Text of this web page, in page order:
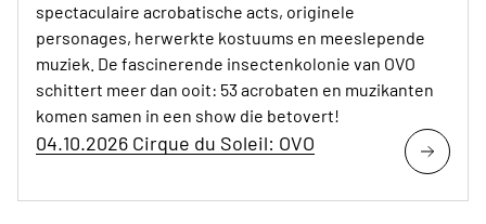
spectaculaire acrobatische acts, originele
personages, herwerkte kostuums en meeslepende
muziek. De fascinerende insectenkolonie van OVO
schittert meer dan ooit: 53 acrobaten en muzikanten
komen samen in een show die betovert!
04.10.2026 Cirque du Soleil: OVO